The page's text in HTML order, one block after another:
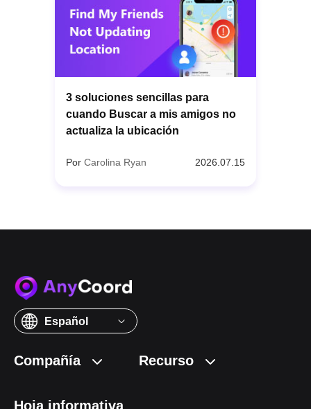
3 soluciones sencillas para
cuando Buscar a mis amigos no
actualiza la ubicación
Por Carolina Ryan 2026.07.15
Español
Compañía Recurso
Hoja informativa